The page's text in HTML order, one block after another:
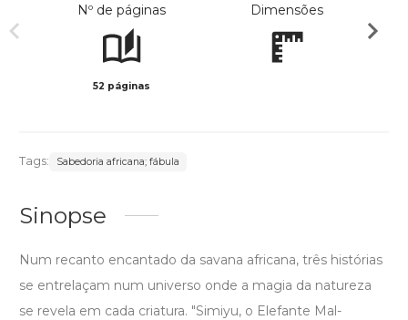
Nº de páginas
52 páginas
Dimensões
Tags: Sabedoria africana; fábula
Sinopse
Num recanto encantado da savana africana, três histórias
se entrelaçam num universo onde a magia da natureza
se revela em cada criatura. "Simiyu, o Elefante Mal-